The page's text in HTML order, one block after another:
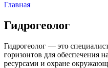
Главная
Гид­ро­ге­олог
Гидрогеолог — это
горизонтов для обеспечения
ресурсами и охране